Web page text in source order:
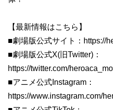
【最新情報はこちら】
■劇場版公式サイト：https://
■劇場版公式X(旧Twitter)：
https://twitter.com/
■アニメ公式Instagram：
https://www.instagram.com/